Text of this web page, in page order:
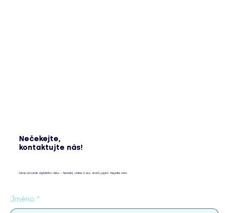
Nečekejte,
kontaktujte nás!
Jsme advokáti digitálního věku – flexibilní, online a bez stohů papírů. Napište nám:
Jméno *